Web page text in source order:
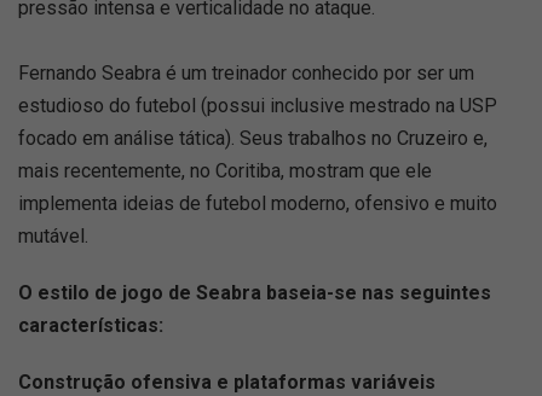
pressão intensa e verticalidade no ataque.
Fernando Seabra é um treinador conhecido por ser um
estudioso do futebol (possui inclusive mestrado na USP
focado em análise tática). Seus trabalhos no Cruzeiro e,
mais recentemente, no Coritiba, mostram que ele
implementa ideias de futebol moderno, ofensivo e muito
mutável.
O estilo de jogo de Seabra baseia-se nas seguintes
características:
Construção ofensiva e plataformas variáveis